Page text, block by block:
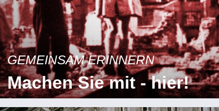
GEMEINSAM ERINNERN
Machen Sie mit - hier!